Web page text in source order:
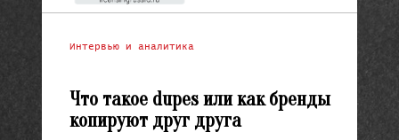
Интервью и аналитика
Что такое dupes или как бренды
копируют друг друга